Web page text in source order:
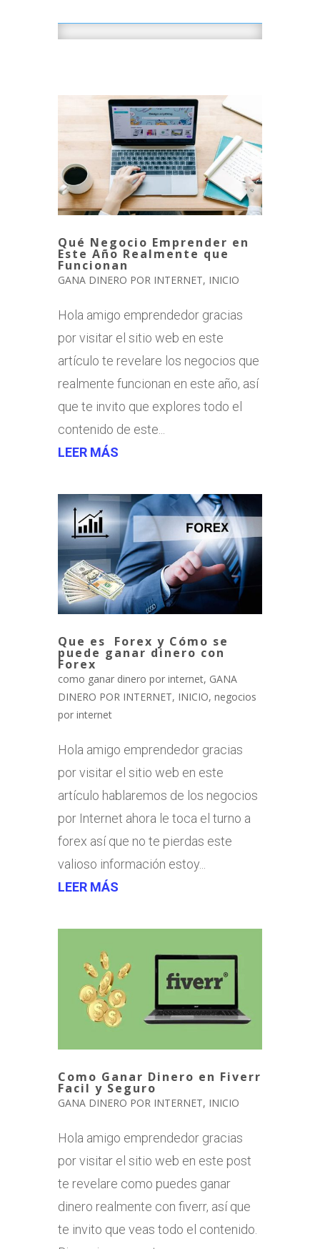
Qué Negocio Emprender en
Este Año Realmente que
Funcionan
GANA DINERO POR INTERNET, INICIO
Hola amigo emprendedor gracias
por visitar el sitio web en este
artículo te revelare los negocios que
realmente funcionan en este año, así
que te invito que explores todo el
contenido de este...
LEER MÁS
Que es Forex y Cómo se
puede ganar dinero con
Forex
como ganar dinero por internet, GANA
DINERO POR INTERNET, INICIO, negocios
por internet
Hola amigo emprendedor gracias
por visitar el sitio web en este
artículo hablaremos de los negocios
por Internet ahora le toca el turno a
forex así que no te pierdas este
valioso información estoy...
LEER MÁS
Como Ganar Dinero en Fiverr
Facil y Seguro
GANA DINERO POR INTERNET, INICIO
Hola amigo emprendedor gracias
por visitar el sitio web en este post
te revelare como puedes ganar
dinero realmente con fiverr, así que
te invito que veas todo el contenido.